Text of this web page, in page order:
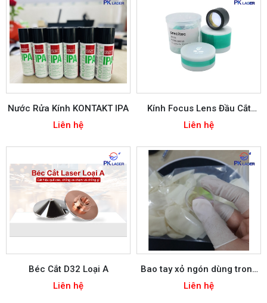
Nước Rửa Kính KONTAKT IPA
Liên hệ
Kính Focus Lens Đầu Cắt
Precitec
Liên hệ
Béc Cắt D32 Loại A
Liên hệ
Bao tay xỏ ngón dùng trong
thay kính
Liên hệ